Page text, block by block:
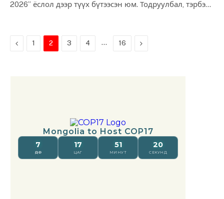
2026” ёслол дээр түүх бүтээсэн юм. Тодруулбал, тэрбээр
Previous
1 2 3 4 … 16 Next